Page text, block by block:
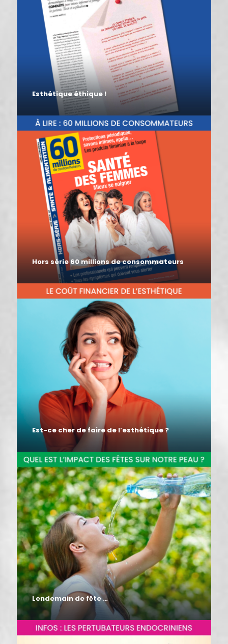
Esthétique éthique !
Hors série 60 millions de consommateurs
Est-ce cher de faire de l’esthétique ?
Lendemain de fête …